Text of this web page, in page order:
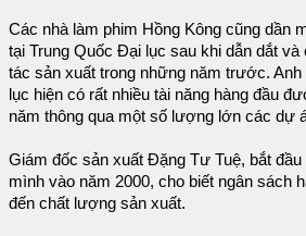
Các nhà làm phim Hồng Kông cũng dần
tại Trung Quốc Đại lục sau khi dẫn dắt
tác sản xuất trong những năm trước.
lục hiện có rất nhiều tài năng hàng đầu
năm thông qua một số lượng lớn các dự
Giám đốc sản xuất Đặng Tư Tuệ, bắt
mình vào năm 2000, cho biết ngân sách
đến chất lượng sản xuất.